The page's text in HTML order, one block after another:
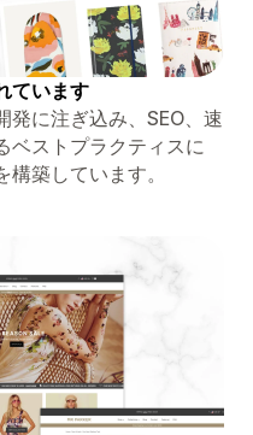
ています
発に注ぎ込み、SEO、速
ベストプラクティスに
築しています。